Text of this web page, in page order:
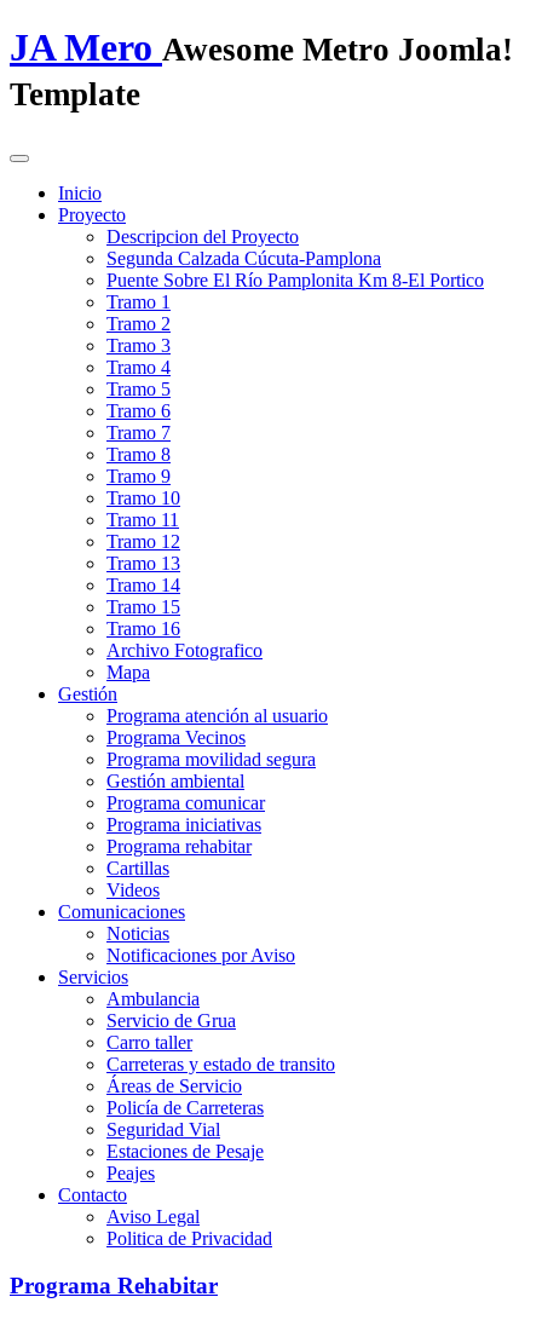
JA Mero Awesome Metro Joomla!
Template
Inicio
Proyecto
Descripcion del Proyecto
Segunda Calzada Cúcuta-Pamplona
Puente Sobre El Río Pamplonita Km 8-El Portico
Tramo 1
Tramo 2
Tramo 3
Tramo 4
Tramo 5
Tramo 6
Tramo 7
Tramo 8
Tramo 9
Tramo 10
Tramo 11
Tramo 12
Tramo 13
Tramo 14
Tramo 15
Tramo 16
Archivo Fotografico
Mapa
Gestión
Programa atención al usuario
Programa Vecinos
Programa movilidad segura
Gestión ambiental
Programa comunicar
Programa iniciativas
Programa rehabitar
Cartillas
Videos
Comunicaciones
Noticias
Notificaciones por Aviso
Servicios
Ambulancia
Servicio de Grua
Carro taller
Carreteras y estado de transito
Áreas de Servicio
Policía de Carreteras
Seguridad Vial
Estaciones de Pesaje
Peajes
Contacto
Aviso Legal
Politica de Privacidad
Programa Rehabitar